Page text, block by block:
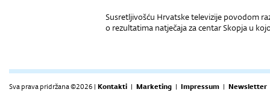
Susretljivošću Hrvatske televizije povodom
o rezultatima natječaja za centar Skopja u
Sva prava pridržana ©2026 | Kontakti | Marketing | Impressum | Newsletter